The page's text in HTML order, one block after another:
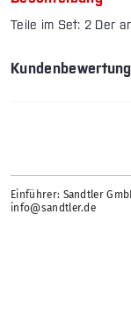
Teile im Set: 2 Der
Einführer: Sandtler
info@sandtler.de